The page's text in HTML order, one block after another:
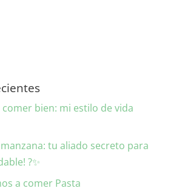
bien: mi estilo de vida
manzana: tu aliado secreto para
?✨
a comer Pasta